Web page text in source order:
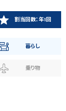
割当回数：年1回
暮らし
乗り物